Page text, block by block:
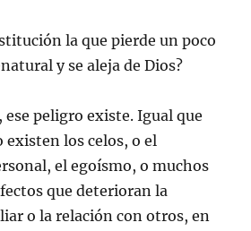
la que pierde un poco
y se aleja de Dios?
peligro existe. Igual que
los celos, o el
el egoísmo, o muchos
que deterioran la
o la relación con otros, en